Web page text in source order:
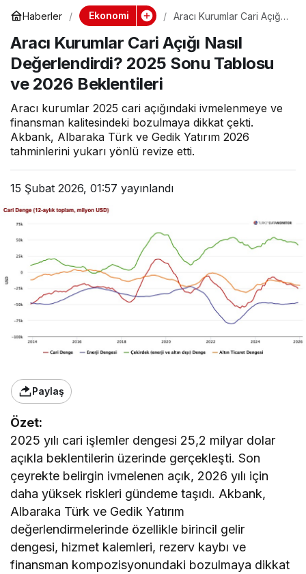
Haberler Ekonomi
Aracı Kurumlar Cari Açığı
2025 Sonu Tablosu ve
2026 Beklentileri
Aracı Kurumlar Cari Açığı Nasıl
Değerlendirdi? 2025 Sonu Tablosu
ve 2026 Beklentileri
Aracı kurumlar 2025 cari açığındaki ivmelenmeye ve
finansman kalitesindeki bozulmaya dikkat çekti.
Akbank, Albaraka Türk ve Gedik Yatırım 2026
tahminlerini yukarı yönlü revize etti.
15 Şubat 2026, 01:57 yayınlandı
Paylaş
Özet:
2025 yılı cari işlemler dengesi 25,2 milyar dolar
açıkla beklentilerin üzerinde gerçekleşti. Son
çeyrekte belirgin ivmelenen açık, 2026 yılı için
daha yüksek riskleri gündeme taşıdı. Akbank,
Albaraka Türk ve Gedik Yatırım
değerlendirmelerinde özellikle birincil gelir
dengesi, hizmet kalemleri, rezerv kaybı ve
finansman kompozisyonundaki bozulmaya dikkat